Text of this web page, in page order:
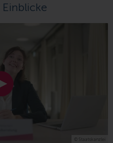
© Staatskanzlei